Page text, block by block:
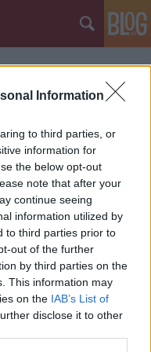
Information
to third parties, or
information for
the below opt-out
note that after your
continue seeing
information utilized by
to third parties prior to
out of the further
by third parties on the
This information may
on the IAB’s List of
disclose it to other
nyílt pályán
utasoknak még
ekről vagy azokra
korú járművek
nem jut el a
akrobatikus
hazudják a